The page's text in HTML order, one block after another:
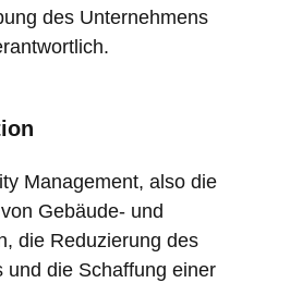
des Unternehmens
Management, also die
Gebäude- und
die Reduzierung des
und die Schaffung einer